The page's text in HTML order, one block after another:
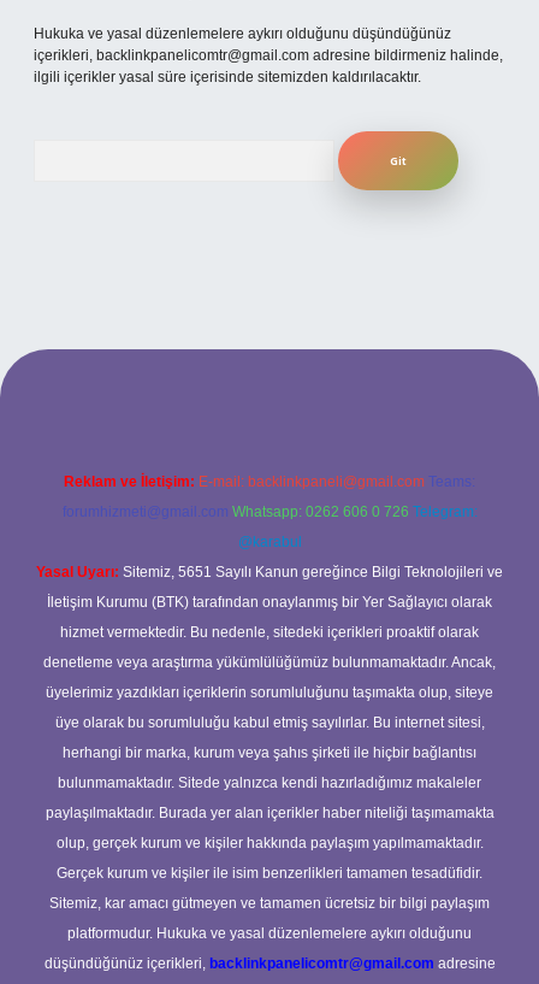
Hukuka ve yasal düzenlemelere aykırı olduğunu düşündüğünüz
içerikleri, backlinkpanelicomtr@gmail.com adresine bildirmeniz halinde,
ilgili içerikler yasal süre içerisinde sitemizden kaldırılacaktır.
yeni giriş adresi
Reklam ve İletişim: E-mail: backlinkpaneli@gmail.com Teams:
forumhizmeti@gmail.com Whatsapp: 0262 606 0 726 Telegram:
@karabul
Yasal Uyarı: Sitemiz, 5651 Sayılı Kanun gereğince Bilgi Teknolojileri ve
İletişim Kurumu (BTK) tarafından onaylanmış bir Yer Sağlayıcı olarak
hizmet vermektedir. Bu nedenle, sitedeki içerikleri proaktif olarak
denetleme veya araştırma yükümlülüğümüz bulunmamaktadır. Ancak,
üyelerimiz yazdıkları içeriklerin sorumluluğunu taşımakta olup, siteye
üye olarak bu sorumluluğu kabul etmiş sayılırlar. Bu internet sitesi,
herhangi bir marka, kurum veya şahıs şirketi ile hiçbir bağlantısı
bulunmamaktadır. Sitede yalnızca kendi hazırladığımız makaleler
paylaşılmaktadır. Burada yer alan içerikler haber niteliği taşımamakta
olup, gerçek kurum ve kişiler hakkında paylaşım yapılmamaktadır.
Gerçek kurum ve kişiler ile isim benzerlikleri tamamen tesadüfidir.
Sitemiz, kar amacı gütmeyen ve tamamen ücretsiz bir bilgi paylaşım
platformudur. Hukuka ve yasal düzenlemelere aykırı olduğunu
düşündüğünüz içerikleri, backlinkpanelicomtr@gmail.com adresine